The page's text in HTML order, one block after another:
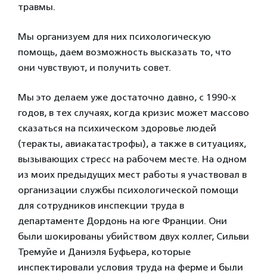
травмы.
Мы организуем для них психологическую
помощь, даем возможность высказать то, что
они чувствуют, и получить совет.
Мы это делаем уже достаточно давно, с 1990-х
годов, в тех случаях, когда кризис может массово
сказаться на психическом здоровье людей
(теракты, авиакатастрофы), а также в ситуациях,
вызывающих стресс на рабочем месте. На одном
из моих предыдущих мест работы я участвовал в
организации службы психологической помощи
для сотрудников инспекции труда в
департаменте Дордонь на юге Франции. Они
были шокированы убийством двух коллег, Сильви
Тремуйе и Даниэля Буфьера, которые
инспектировали условия труда на ферме и были